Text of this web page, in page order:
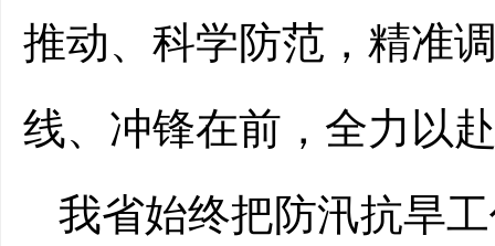
推动、科学防范，精准
线、冲锋在前，全力以
我省始终把防汛抗旱